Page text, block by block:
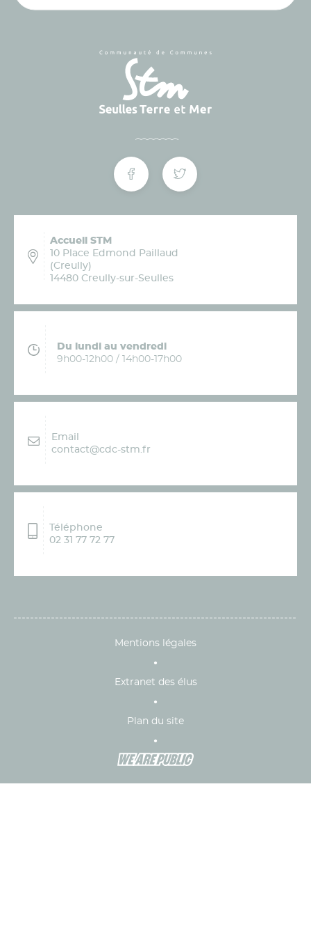
Accueil STM
10 Place Edmond Paillaud
(Creully)
14480 Creully-sur-Seulles
Du lundi au vendredi
9h00-12h00 / 14h00-17h00
Email
contact@cdc-stm.fr
Téléphone
02 31 77 72 77
Mentions légales
Extranet des élus
Plan du site